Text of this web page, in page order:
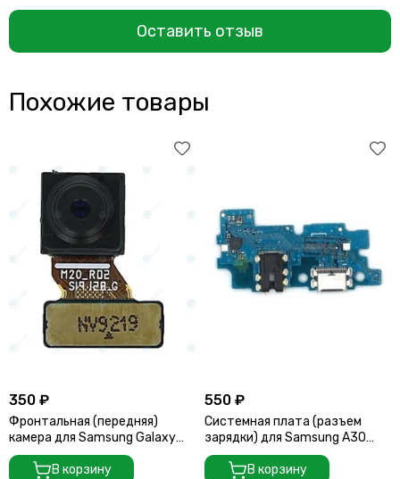
Оставить отзыв
Похожие товары
350 ₽
Фронтальная (передняя)
камера для Samsung Galaxy
A20 2019 (A205 / A205F)
В корзину
550 ₽
Системная плата (разъем
зарядки) для Samsung A30
A305F
В корзину